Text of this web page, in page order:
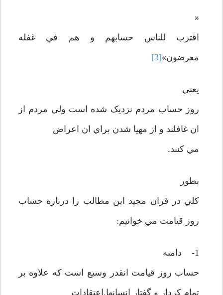
«
اقترب للناس حسابهم و هم في غفله
معرضون»[3]
يعني
روز حساب مردم نزديک شده است ولي مردم از
ان غافلند و از مهيا شدن براي ان اعراض
مي کنند.
بطور
کلي در قران مجيد اين مطالب را درباره حساب
روز قيامت مي خوانيم:
1- دامنه
حساب روز قيامت انقدر وسيع است که علاوه بر
تمام کردار و گفتار انسانها.اعتقادات